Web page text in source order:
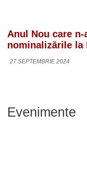
Anul Nou care
nominalizările la
27 SEPTEMBRIE 2024
Evenimente